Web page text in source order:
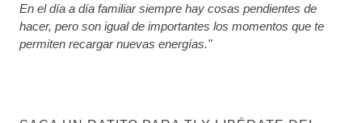
En el día a día familiar siempre hay cosas pendientes de
hacer, pero son igual de importantes los momentos que te
permiten recargar nuevas energías."